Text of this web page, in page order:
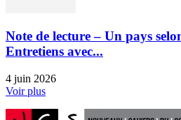
Note de lecture – Un pays
Entretiens avec...
4 juin 2026
Voir plus